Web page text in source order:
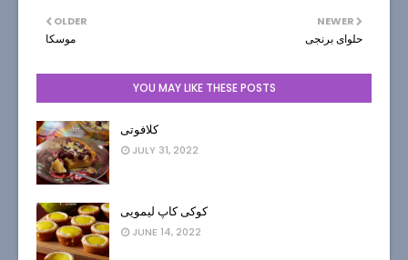
NEWER
حلوای برنجی
OLDER
موسکا
YOU MAY LIKE THESE POSTS
کلافوتی
JULY 31, 2022
کوکی کاپ لیمویی
JUNE 14, 2022